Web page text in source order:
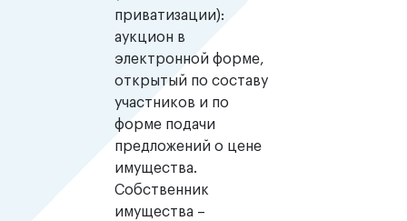
приватизации):
аукцион в
электронной форме,
открытый по составу
участников и по
форме подачи
предложений о цене
имущества.
Собственник
имущества –